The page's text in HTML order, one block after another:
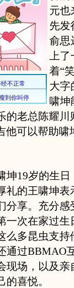
元也
先发
俞思
上了
着“
大字
啸坤
的老总陈耀川
他可以帮助啸
19岁的生日
礼的王啸坤表
分享。充分感
一次在家过生
么多昆虫支持
通过BBMAO
现场，以及亲
喜悦。